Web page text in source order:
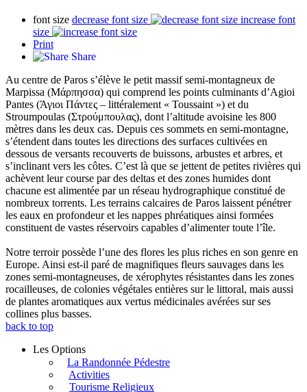
font size decrease font size
increase font
size
Print
Share
Au centre de Paros s’élève le petit massif semi-montagneux de
Marpissa (Μάρπησσα) qui comprend les points culminants d’Agioi
Pantes (Άγιοι Πάντες – littéralement « Toussaint ») et du
Stroumpoulas (Στρούμπουλας), dont l’altitude avoisine les 800
mètres dans les deux cas. Depuis ces sommets en semi-montagne,
s’étendent dans toutes les directions des surfaces cultivées en
dessous de versants recouverts de buissons, arbustes et arbres, et
s’inclinant vers les côtes. C’est là que se jettent de petites rivières qui
achèvent leur course par des deltas et des zones humides dont
chacune est alimentée par un réseau hydrographique constitué de
nombreux torrents. Les terrains calcaires de Paros laissent pénétrer
les eaux en profondeur et les nappes phréatiques ainsi formées
constituent de vastes réservoirs capables d’alimenter toute l’île.
Notre terroir possède l’une des flores les plus riches en son genre en
Europe. Ainsi est-il paré de magnifiques fleurs sauvages dans les
zones semi-montagneuses, de xérophytes résistantes dans les zones
rocailleuses, de colonies végétales entières sur le littoral, mais aussi
de plantes aromatiques aux vertus médicinales avérées sur ses
collines plus basses.
back to top
Les Options
La Randonnée Pédestre
Activities
Tourisme Religieux